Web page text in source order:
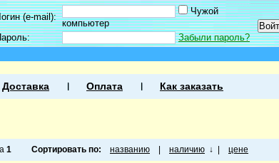
(e-mail):
Чужой
компьютер
Забыли пароль?
Доставка Оплата Как заказать
1 Сортировать по: названию наличию ↓ цене